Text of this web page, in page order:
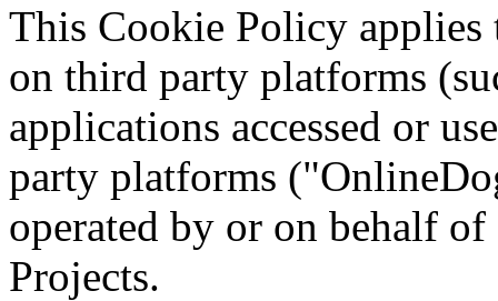
This Cookie Policy applies
on third party platforms
applications accessed or
party platforms
operated by or on behalf
Projects.